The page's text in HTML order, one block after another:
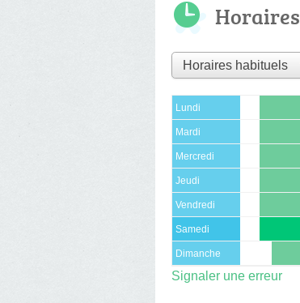
Horaires
Lundi
Mardi
Mercredi
Jeudi
Vendredi
Samedi
Dimanche
Signaler une erreur